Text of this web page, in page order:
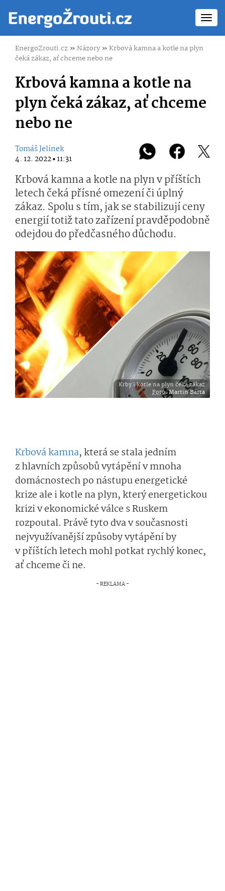
EnergoZrouti.cz»Názory»Krbová kamna a kotle na plyn
čeká zákaz, ať chceme nebo ne
Krbová kamna a kotle na
plyn čeká zákaz, ať chceme
nebo ne
Tomáš Jelínek
4. 12. 2022 ▪ 11:31
Krbová kamna a kotle na plyn v příštích
letech čeká přísné omezení či úplný
zákaz. Spolu s tím, jak se stabilizují ceny
energií totiž tato zařízení pravděpodobně
odejdou do předčasného důchodu.
Krby i kotle na plyn čeká zákaz
Foto:Martin Bárta
Krbová kamna, která se stala jedním
z hlavních způsobů vytápění v mnoha
domácnostech po nástupu energetické
krize ale i kotle na plyn, který energetickou
krizi v ekonomické válce s Ruskem
rozpoutal. Právě tyto dva v současnosti
nejvyužívanější způsoby vytápění by
v příštích letech mohl potkat rychlý konec,
ať chceme či ne.